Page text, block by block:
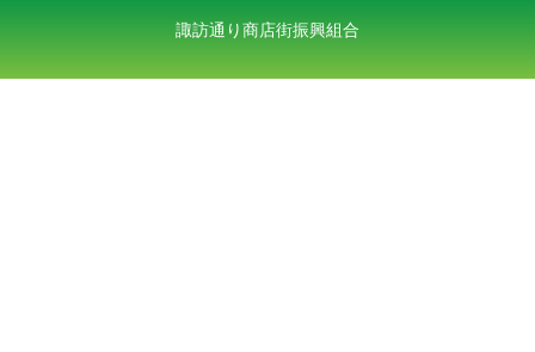
諏訪通り商店街振興組合